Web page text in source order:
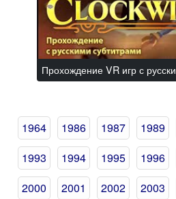
Прохождение VR игр с
1964 1986 1987 1989
1993
1994 1995 1996
2000
2001 2002 2003